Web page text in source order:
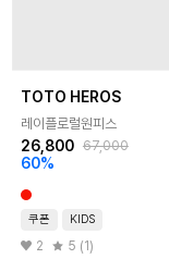
TOTO HEROS
레이플로럴원피스
26,800 67,000
60%
쿠폰 KIDS
2 5 (1)